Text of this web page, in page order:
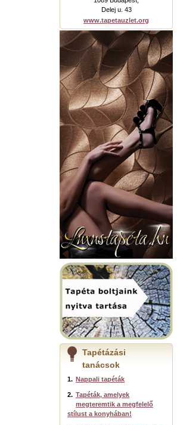
Delej u. 43
www.tapetauzlet.org
Tapétázási
tanácsok
1. Nappali tapéták
2. Tapéták, amelyek
megteremtik a megfelelő
stílust a konyhában!